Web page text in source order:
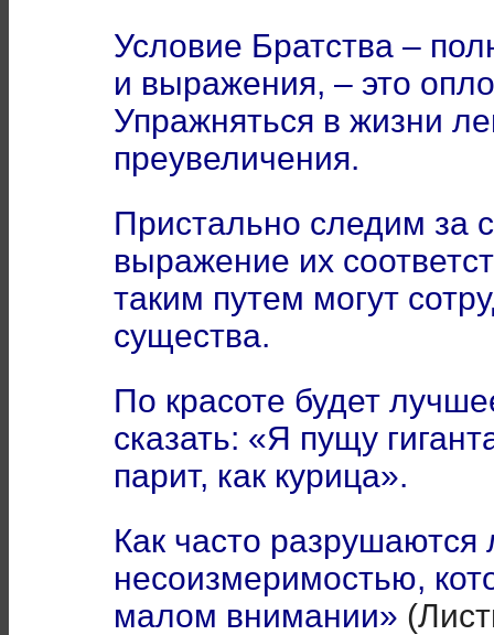
Условие Братства –
и выражения, – это
Упражняться в жизни
преувеличения.
Пристально следим за
выражение их
таким путем могут
существа.
По красоте будет
сказать: «Я пущу
парит, как курица».
Как часто
несоизмеримостью,
малом внимании»